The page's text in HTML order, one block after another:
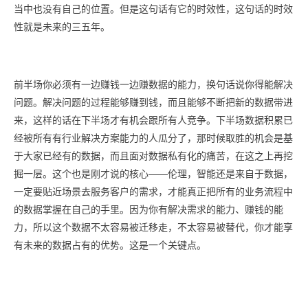
当中也没有自己的位置。但是这句话有它的时效性，这句话的时效
性就是未来的三五年。
前半场你必须有一边赚钱一边赚数据的能力，换句话说你得能解决
问题。解决问题的过程能够赚到钱，而且能够不断把新的数据带进
来，这样的话在下半场才有机会跟所有人竞争。下半场数据积累已
经被所有有行业解决方案能力的人瓜分了，那时候取胜的机会是基
于大家已经有的数据，而且面对数据私有化的痛苦，在这之上再挖
掘一层。这个也是刚才说的核心——伦理，智能还是来自于数据，
一定要贴近场景去服务客户的需求，才能真正把所有的业务流程中
的数据掌握在自己的手里。因为你有解决需求的能力、赚钱的能
力，所以这个数据不太容易被迁移走，不太容易被替代，你才能享
有未来的数据占有的优势。这是一个关键点。